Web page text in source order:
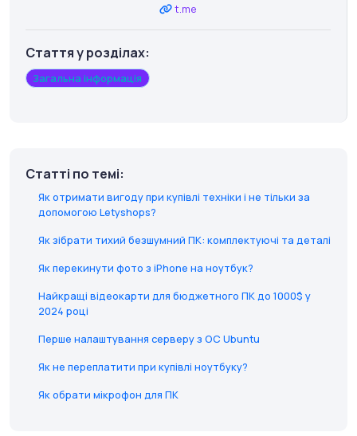
t.me
Стаття у розділах:
Загальна інформація
Статті по темі:
Як отримати вигоду при купівлі техніки і не тільки за
допомогою Letyshops?
Як зібрати тихий безшумний ПК: комплектуючі та деталі
Як перекинути фото з iPhone на ноутбук?
Найкращі відеокарти для бюджетного ПК до 1000$ у
2024 році
Перше налаштування серверу з ОС Ubuntu
Як не переплатити при купівлі ноутбуку?
Як обрати мікрофон для ПК